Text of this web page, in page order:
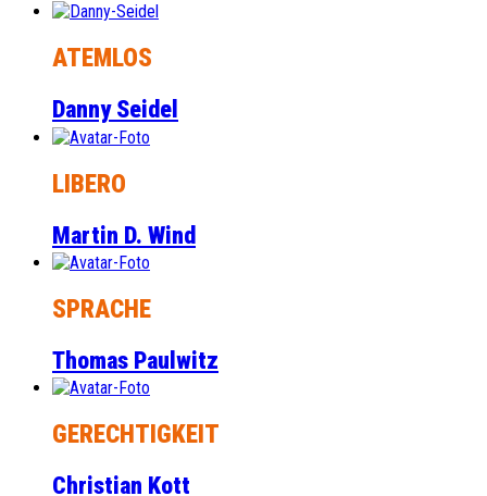
ATEMLOS
Danny Seidel
LIBERO
Martin D. Wind
SPRACHE
Thomas Paulwitz
GERECHTIGKEIT
Christian Kott